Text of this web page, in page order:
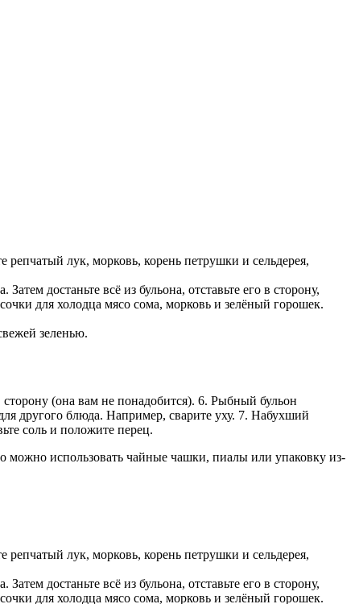
лук, морковь, корень петрушки и сельдерея,
достаньте всё из бульона, отставьте его в сторону,
для холодца мясо сома, морковь и зелёный горошек.
зеленью.
(она вам не понадобится). 6. Рыбный бульон
другого блюда. Например, сварите уху. 7. Набухший
соль и положите перец.
можно использовать чайные чашки, пиалы или упаковку из-
лук, морковь, корень петрушки и сельдерея,
достаньте всё из бульона, отставьте его в сторону,
для холодца мясо сома, морковь и зелёный горошек.